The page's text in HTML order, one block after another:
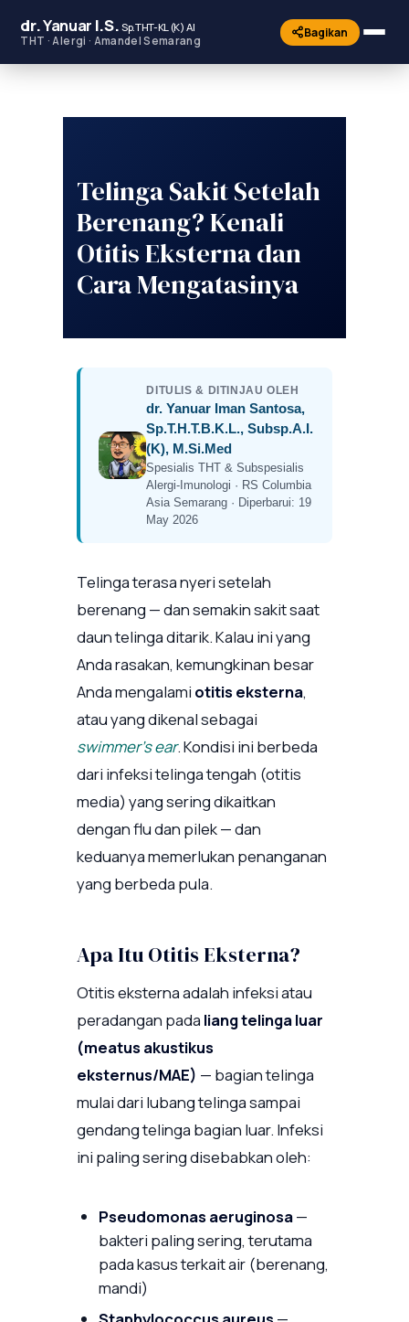
dr.Yanuar I.S.Sp.THT-KL (K) AI
THT · Alergi · Amandel Semarang
Bagikan
Telinga Sakit Setelah
Berenang? Kenali
Otitis Eksterna dan
Cara Mengatasinya
DITULIS & DITINJAU OLEH
dr. Yanuar Iman Santosa,
Sp.T.H.T.B.K.L., Subsp.A.I.
(K), M.Si.Med
Spesialis THT & Subspesialis
Alergi-Imunologi · RS Columbia
Asia Semarang · Diperbarui: 19
May 2026
Telinga terasa nyeri setelah
berenang — dan semakin sakit saat
daun telinga ditarik. Kalau ini yang
Anda rasakan, kemungkinan besar
Anda mengalami otitis eksterna,
atau yang dikenal sebagai
swimmer’s ear. Kondisi ini berbeda
dari infeksi telinga tengah (otitis
media) yang sering dikaitkan
dengan flu dan pilek — dan
keduanya memerlukan penanganan
yang berbeda pula.
Apa Itu Otitis Eksterna?
Otitis eksterna adalah infeksi atau
peradangan pada liang telinga luar
(meatus akustikus
eksternus/MAE) — bagian telinga
mulai dari lubang telinga sampai
gendang telinga bagian luar. Infeksi
ini paling sering disebabkan oleh:
Pseudomonas aeruginosa—
bakteri paling sering, terutama
pada kasus terkait air (berenang,
mandi)